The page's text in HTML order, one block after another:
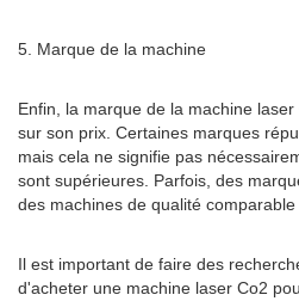
5. Marque de la machine
Enfin, la marque de la machine
sur son prix. Certaines marques
mais cela ne signifie pas
sont supérieures. Parfois, des
des machines de qualité
Il est important de faire des
d'acheter une machine laser Co2